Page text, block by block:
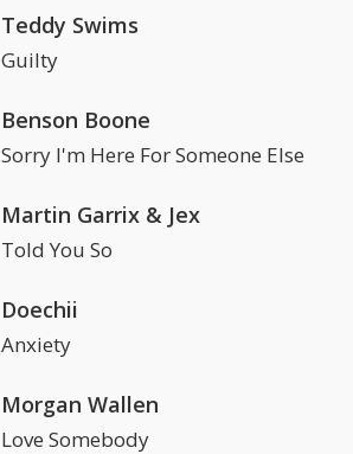
Teddy Swims
Guilty
Benson Boone
Sorry I'm Here For Someone Else
Martin Garrix & Jex
Told You So
Doechii
Anxiety
Morgan Wallen
Love Somebody